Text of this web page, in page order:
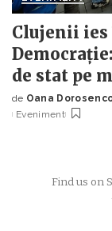
Clujenii ies
de stat pe
Posted
by
de Oana
Eveniment
Find us on